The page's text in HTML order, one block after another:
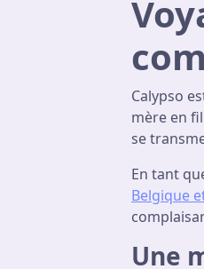
Calypso
mère en
se
En tant
Belgique
Une